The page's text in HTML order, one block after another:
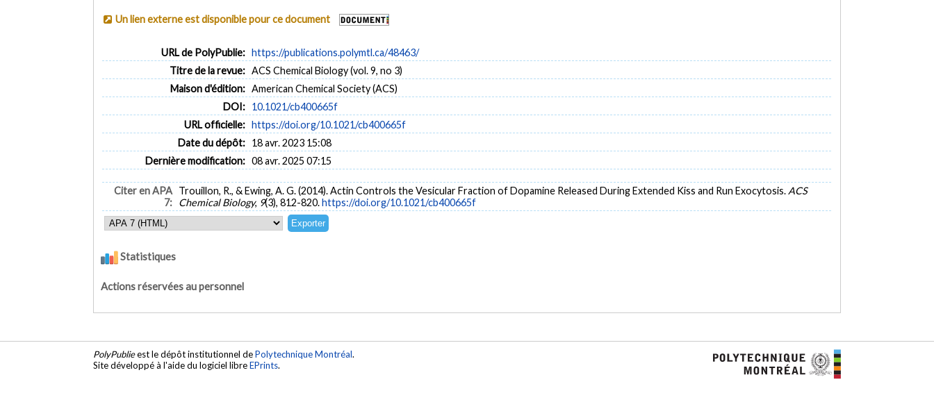
Un lien externe est disponible pour ce document
URL de PolyPublie: https://publications.polymtl.ca/48463/
Titre de la revue: ACS Chemical Biology (vol. 9, no 3)
Maison d'édition: American Chemical Society (ACS)
DOI: 10.1021/cb400665f
URL officielle: https://doi.org/10.1021/cb400665f
Date du dépôt: 18 avr. 2023 15:08
Dernière modification: 08 avr. 2025 07:15
Citer en APA
7:
Trouillon, R., & Ewing, A. G. (2014). Actin Controls the Vesicular Fraction of Dopamine Released During Extended Kiss and Run Exocytosis. ACS
Chemical Biology, 9(3), 812-820.https://doi.org/10.1021/cb400665f
Statistiques
Actions réservées au personnel
PolyPublieest le dépôt institutionnel dePolytechnique Montréal.
Site développé à l'aide du logiciel libreEPrints.